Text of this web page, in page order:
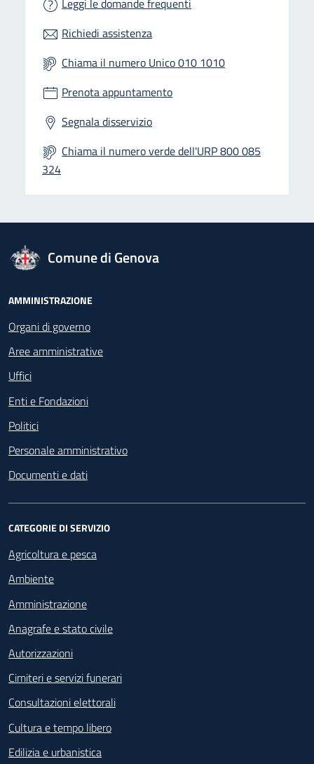
Leggi le domande frequenti
Richiedi assistenza
Chiama il numero Unico 010 1010
Prenota appuntamento
Segnala disservizio
Chiama il numero verde dell'URP 800 085
324
logo Unione Europea
Comune di Genova
Footer - Navigazione
AMMINISTRAZIONE
Organi di governo
Aree amministrative
Uffici
Enti e Fondazioni
Politici
Personale amministrativo
Documenti e dati
CATEGORIE DI SERVIZIO
Agricoltura e pesca
Ambiente
Amministrazione
Anagrafe e stato civile
Autorizzazioni
Cimiteri e servizi funerari
Consultazioni elettorali
Cultura e tempo libero
Edilizia e urbanistica